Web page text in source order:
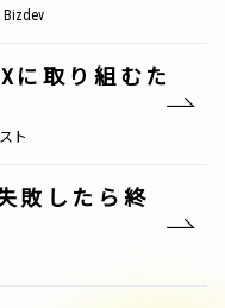
に取り組むた
ト
敗したら終